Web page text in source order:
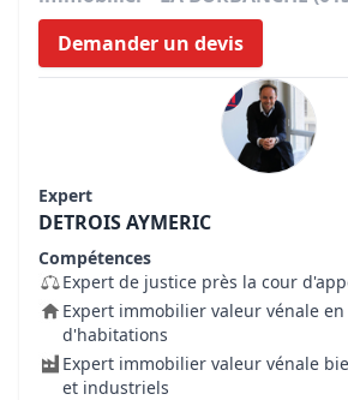
Demander un devis
Expert
DETROIS AYMERIC
Compétences
Expert de justice près la cour
Expert immobilier valeur vénale
d'habitations
Expert immobilier valeur vénale
et industriels